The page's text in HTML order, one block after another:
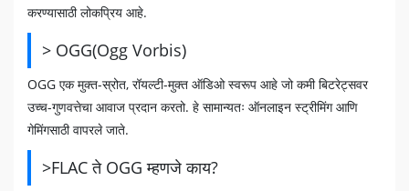
करण्यासाठी लोकप्रिय आहे.
> OGG(Ogg Vorbis)
OGG एक मुक्त-स्रोत, रॉयल्टी-मुक्त ऑडिओ स्वरूप आहे जो कमी बिटरेट्सवर
उच्च-गुणवत्तेचा आवाज प्रदान करतो. हे सामान्यतः ऑनलाइन स्ट्रीमिंग आणि
गेमिंगसाठी वापरले जाते.
>FLAC ते OGG म्हणजे काय?